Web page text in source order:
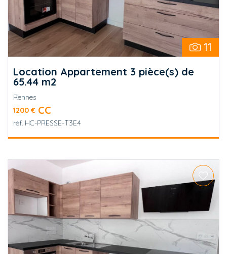
11
Location Appartement 3 pièce(s) de
65.44 m2
Rennes
1200 € CC
réf. HC-PRESSE-T3E4